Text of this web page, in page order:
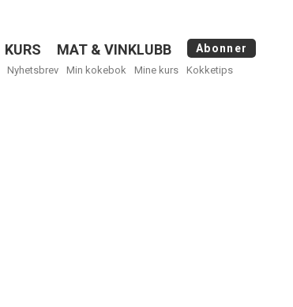
KURS MAT & VINKLUBB Abonner
Nyhetsbrev Min kokebok Mine kurs Kokketips